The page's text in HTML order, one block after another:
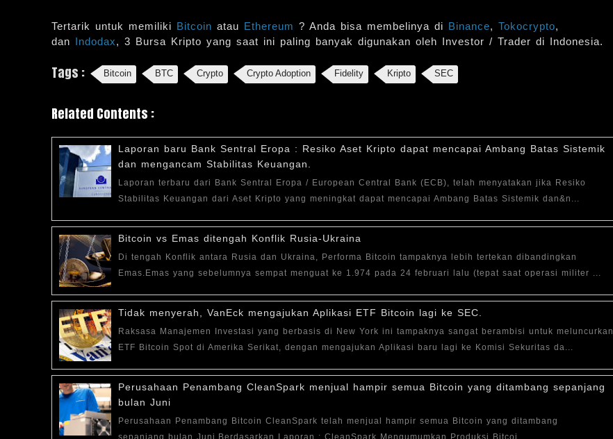
Tertarik untuk memiliki Bitcoin atau Ethereum ? Anda bisa membelinya di Binance, Tokocrypto,
dan Indodax, 3 Bursa Kripto yang saat ini paling banyak digunakan oleh Investor / Trader di Indonesia.
Tags : Bitcoin BTC Crypto Crypto Adoption Fidelity Kripto SEC
Related Contents :
Laporan baru Bank Sentral Eropa : Resiko Aset Kripto dapat mencapai Ambang Batas Sistemik
dan mengancam Stabilitas Keuangan.
Laporan terbaru dari Bank Sentral Eropa / European Central Bank (ECB), telah menyatakan jika Resiko
Stabilitas Keuangan dari Aset Kripto yang meningkat dapat mencapai Ambang Batas Sistemik dan&n...
Bitcoin vs Emas ditengah Konflik Rusia-Ukraina
Di tengah Konflik antara Rusia dan Ukraina, Performa Bitcoin tampaknya lebih tertekan dibandingkan
Emas.Emas yang sebelumnya sempat menguat ke 1.974 pada 24 februari lalu (tepat saat operasi militer ...
Tidak menyerah, VanEck mengajukan Aplikasi ETF Bitcoin lagi ke SEC.
Raksasa Manajemen Investasi yang berbasis di New York ini tampaknya sangat berambisi untuk meluncurkan
ETF Bitcoin Spot di Amerika Serikat, dengan mengajukan Aplikasi baru lagi ke Komisi Sekuritas da...
Perusahaan Penambang CleanSpark menjual hampir semua Bitcoin yang ditambang sepanjang
bulan Juni
Perusahaan Penambang Bitcoin CleanSpark telah menjual hampir semua Bitcoin yang ditambang
sepanjang bulan Juni.Berdasarkan Laporan : CleanSpark Mengumumkan Produksi Bitcoi...